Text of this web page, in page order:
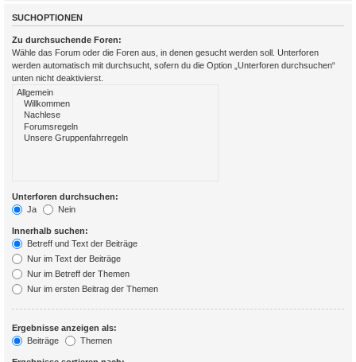
SUCHOPTIONEN
Zu durchsuchende Foren:
Wähle das Forum oder die Foren aus, in denen gesucht werden soll. Unterforen
werden automatisch mit durchsucht, sofern du die Option „Unterforen durchsuchen“
unten nicht deaktivierst.
Unterforen durchsuchen:
Ja
Nein
Innerhalb suchen:
Betreff und Text der Beiträge
Nur im Text der Beiträge
Nur im Betreff der Themen
Nur im ersten Beitrag der Themen
Ergebnisse anzeigen als:
Beiträge
Themen